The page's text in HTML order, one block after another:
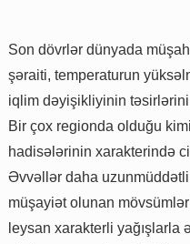
Son dövrlər dünyada
şəraiti, temperaturun
iqlim dəyişikliyinin təsirlərini
Bir çox regionda olduğu
hadisələrinin xarakterində
Əvvəllər daha uzunmüddətli
müşayiət olunan
leysan xarakterli yağışlarla